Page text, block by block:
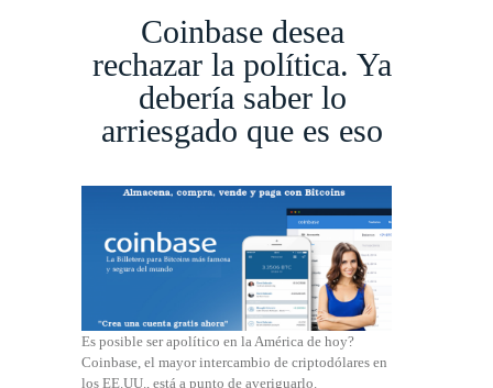
Coinbase desea
rechazar la política. Ya
debería saber lo
arriesgado que es eso
Es posible ser apolítico en la América de hoy?
Coinbase, el mayor intercambio de criptodólares en
los EE.UU., está a punto de averiguarlo.